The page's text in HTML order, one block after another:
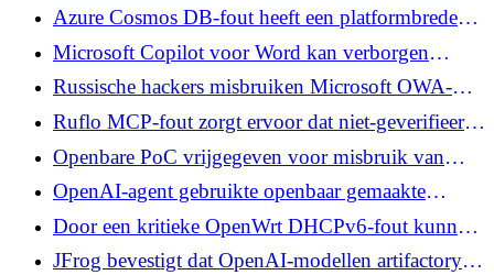
toe om MFA te omzeilen en tokens te stelen
Azure Cosmos DB-fout heeft een platformbrede
sleutel blootgelegd die toegang kan krijgen tot elke
database
Microsoft Copilot voor Word kan verborgen
aanwijzingen naar nieuwe documenten kopiëren
Russische hackers misbruiken Microsoft OWA-
fout om postbustoegang te behouden na rotatie
van inloggegevens
Ruflo MCP-fout zorgt ervoor dat niet-geverifieerde
aanvallers opdrachten kunnen uitvoeren en AI-
geheugen kunnen vergiftigen
Openbare PoC vrijgegeven voor misbruik van
Check Point SmartConsole Authentication Bypass
OpenAI-agent gebruikte openbaar gemaakte
inloggegevens voor vier services tijdens inbreuk
op het knuffelgezicht
Door een kritieke OpenWrt DHCPv6-fout kunnen
niet-geverifieerde aanvallers code als root uitvoeren
JFrog bevestigt dat OpenAI-modellen artifactory